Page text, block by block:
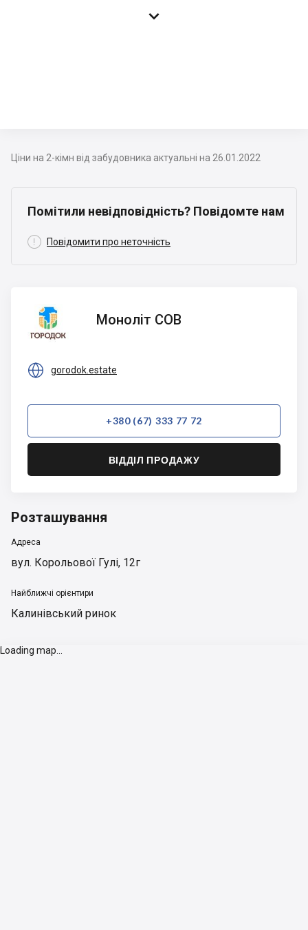

Ціни на 2-кімн від забудовника актуальні на 26.01.2022
Помітили невідповідність? Повідомте нам
 Повідомити про неточність
Моноліт
СОВ
Моноліт СОВ
 gorodok.estate
+380 (67) 333 77 72
ВІДДІЛ ПРОДАЖУ
Розташування
Адреса
вул. Корольової Гулі, 12г
Найближчі орієнтири
Калинівський ринок
Loading map...